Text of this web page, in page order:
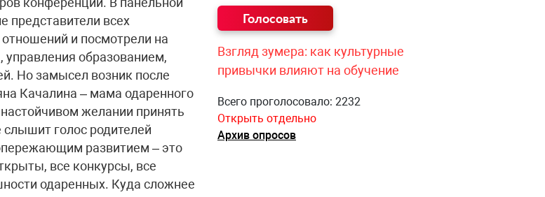
Взгляд зумера: как культурные
привычки влияют на обучение
Всего проголосовало: 2232
Открыть отдельно
Архив опросов